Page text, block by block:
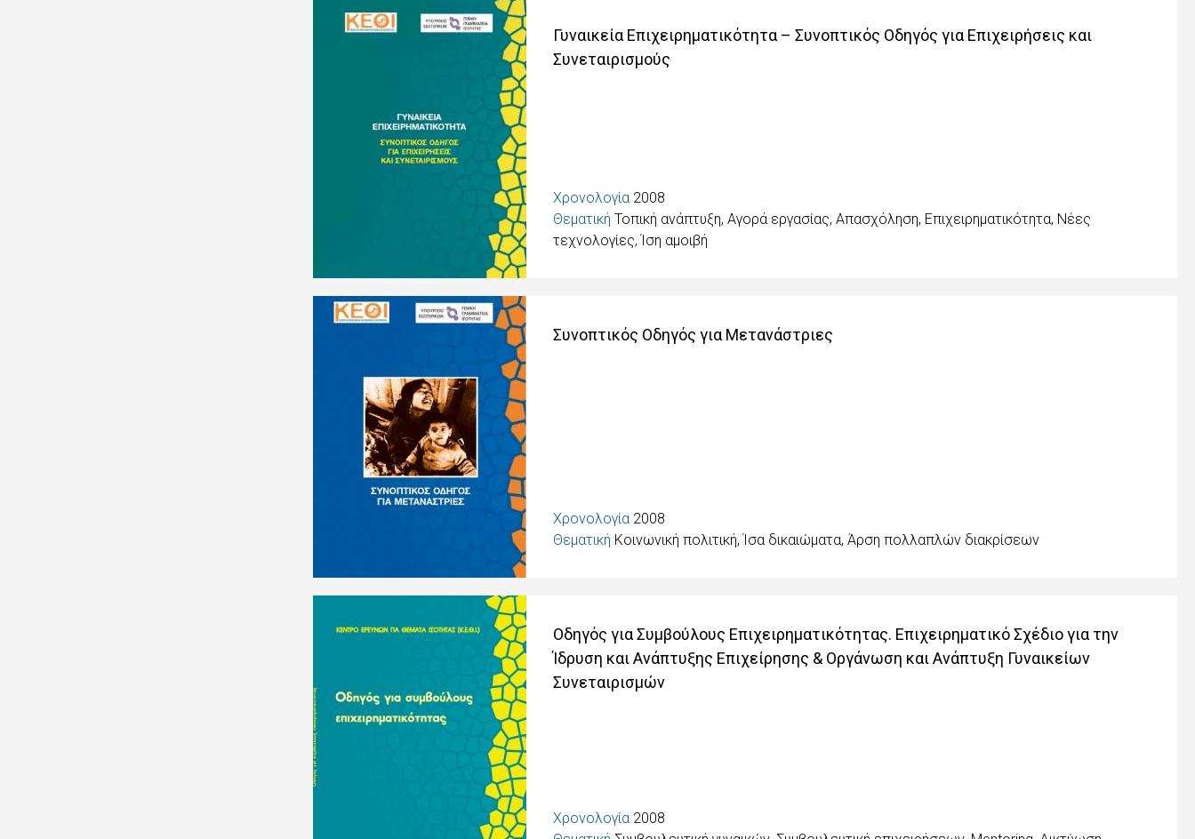
Γυναικεία Επιχειρηματικότητα – Συνοπτικός Οδηγός για Επιχειρήσεις και
Συνεταιρισμούς
Χρονολογία 2008
ΘεματικήΤοπική ανάπτυξη, Αγορά εργασίας, Απασχόληση, Επιχειρηματικότητα, Νέες
τεχνολογίες, Ίση αμοιβή
Συνοπτικός Οδηγός για Μετανάστριες
Χρονολογία 2008
Θεματική Κοινωνική πολιτική, Ίσα δικαιώματα, Άρση πολλαπλών διακρίσεων
Οδηγός για Συμβούλους Επιχειρηματικότητας. Επιχειρηματικό Σχέδιο για την
Ίδρυση και Ανάπτυξης Επιχείρησης & Οργάνωση και Ανάπτυξη Γυναικείων
Συνεταιρισμών
Χρονολογία 2008